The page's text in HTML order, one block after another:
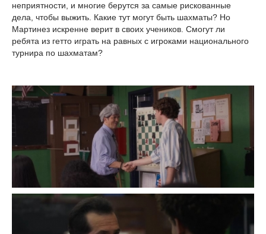
неприятности, и многие берутся за самые рискованные
дела, чтобы выжить. Какие тут могут быть шахматы? Но
Мартинез искренне верит в своих учеников. Смогут ли
ребята из гетто играть на равных с игроками национального
турнира по шахматам?